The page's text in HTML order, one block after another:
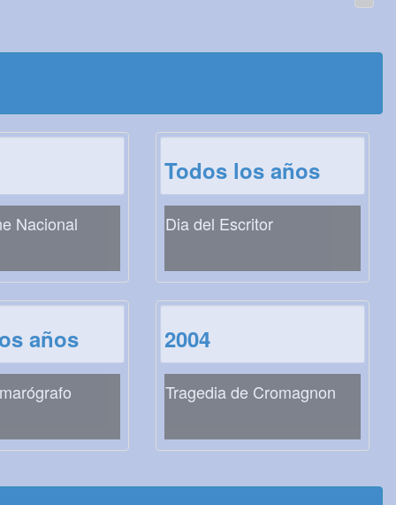
Nacional
Todos los años
Dia del Escritor
años 2004
Tragedia de Cromagnon